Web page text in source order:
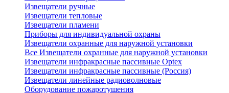
Извещатели ручные
Извещатели тепловые
Извещатели пламени
Приборы для индивидуальной охраны
Извещатели охранные для наружной установки
Все Извещатели охранные для наружной установки
Извещатели инфракрасные пассивные Optex
Извещатели инфракрасные пассивные (Россия)
Извещатели линейные радиоволновые
Оборудование пожаротушения